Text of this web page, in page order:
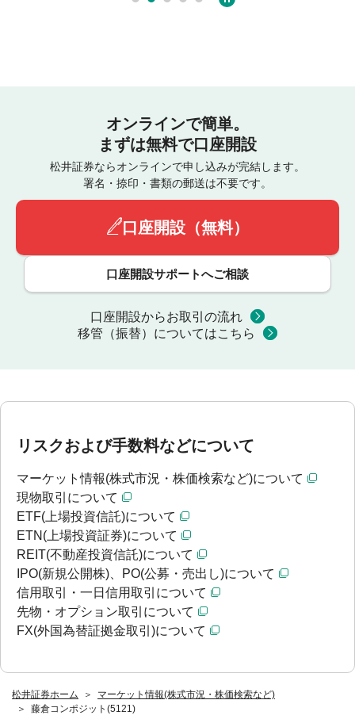
松井証券ホーム
マーケット情報(株式市況・株価検索など)
藤倉コンポジット(5121)
オンラインで簡単。
まずは無料で口座開設
松井証券ならオンラインで申し込みが完結します。
署名・捺印・書類の郵送は不要です。
口座開設（無料）
口座開設サポートへご相談
口座開設からお取引の流れ
移管（振替）についてはこちら
リスクおよび手数料などについて
マーケット情報(株式市況・株価検索など)について
現物取引について
ETF(上場投資信託)について
ETN(上場投資証券)について
REIT(不動産投資信託)について
IPO(新規公開株)、PO(公募・売出し)について
信用取引・一日信用取引について
先物・オプション取引について
FX(外国為替証拠金取引)について